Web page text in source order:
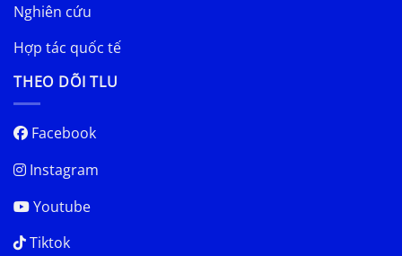
Nghiên cứu
Hợp tác quốc tế
THEO DÕI TLU
Facebook
Instagram
Youtube
Tiktok